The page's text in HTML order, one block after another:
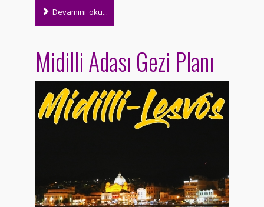
Devamını oku...
Midilli Adası Gezi Planı